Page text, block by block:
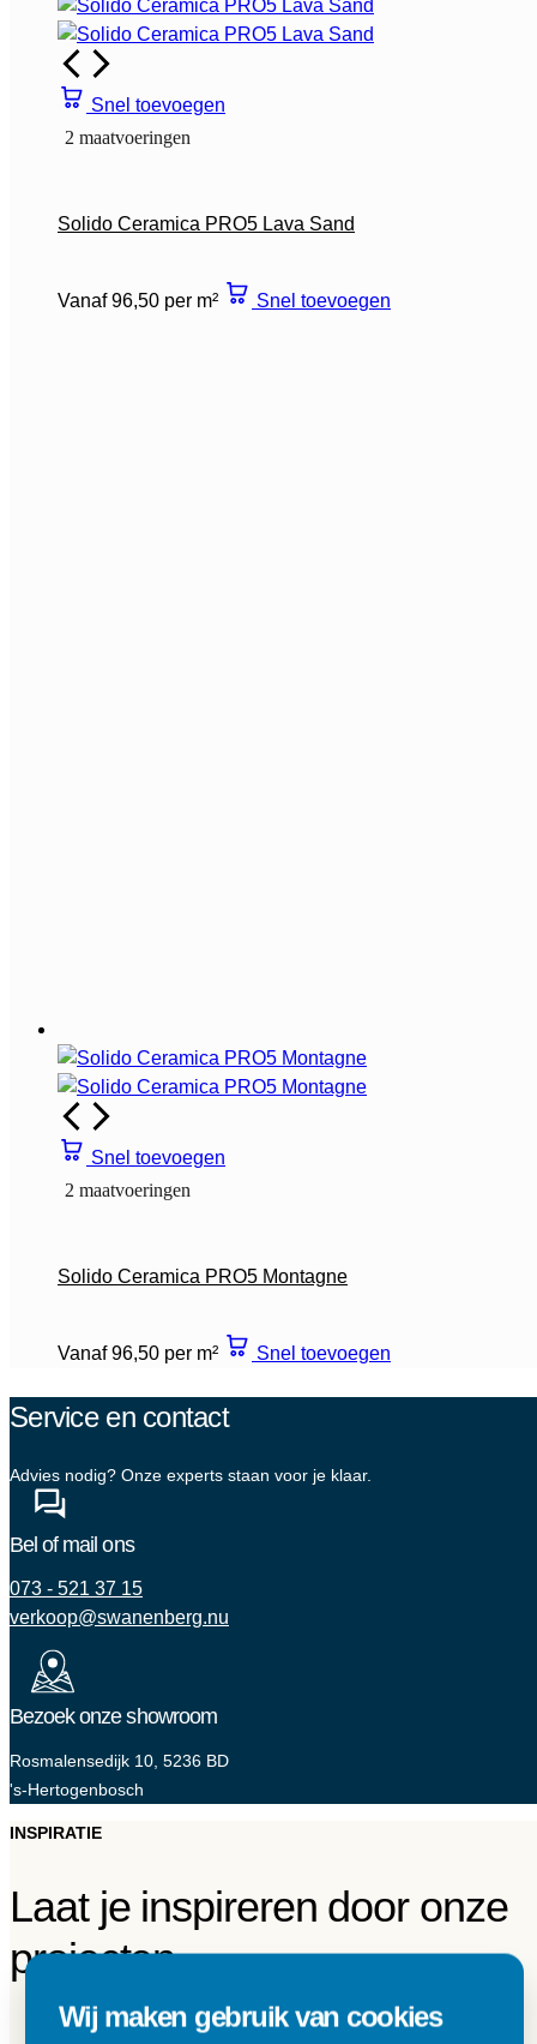
Snel toevoegen
2 maatvoeringen
Solido Ceramica PRO5 Lava Sand
Vanaf 96,50 per m² Snel toevoegen
Snel toevoegen
2 maatvoeringen
Solido Ceramica PRO5 Montagne
Vanaf 96,50 per m² Snel toevoegen
Service en contact
Advies nodig? Onze experts staan voor je klaar.
Bel of mail ons
073 - 521 37 15
verkoop@swanenberg.nu
Bezoek onze showroom
Rosmalensedijk 10, 5236 BD
's-Hertogenbosch
INSPIRATIE
Laat je inspireren door onze
projecten
Wij maken gebruik van cookies